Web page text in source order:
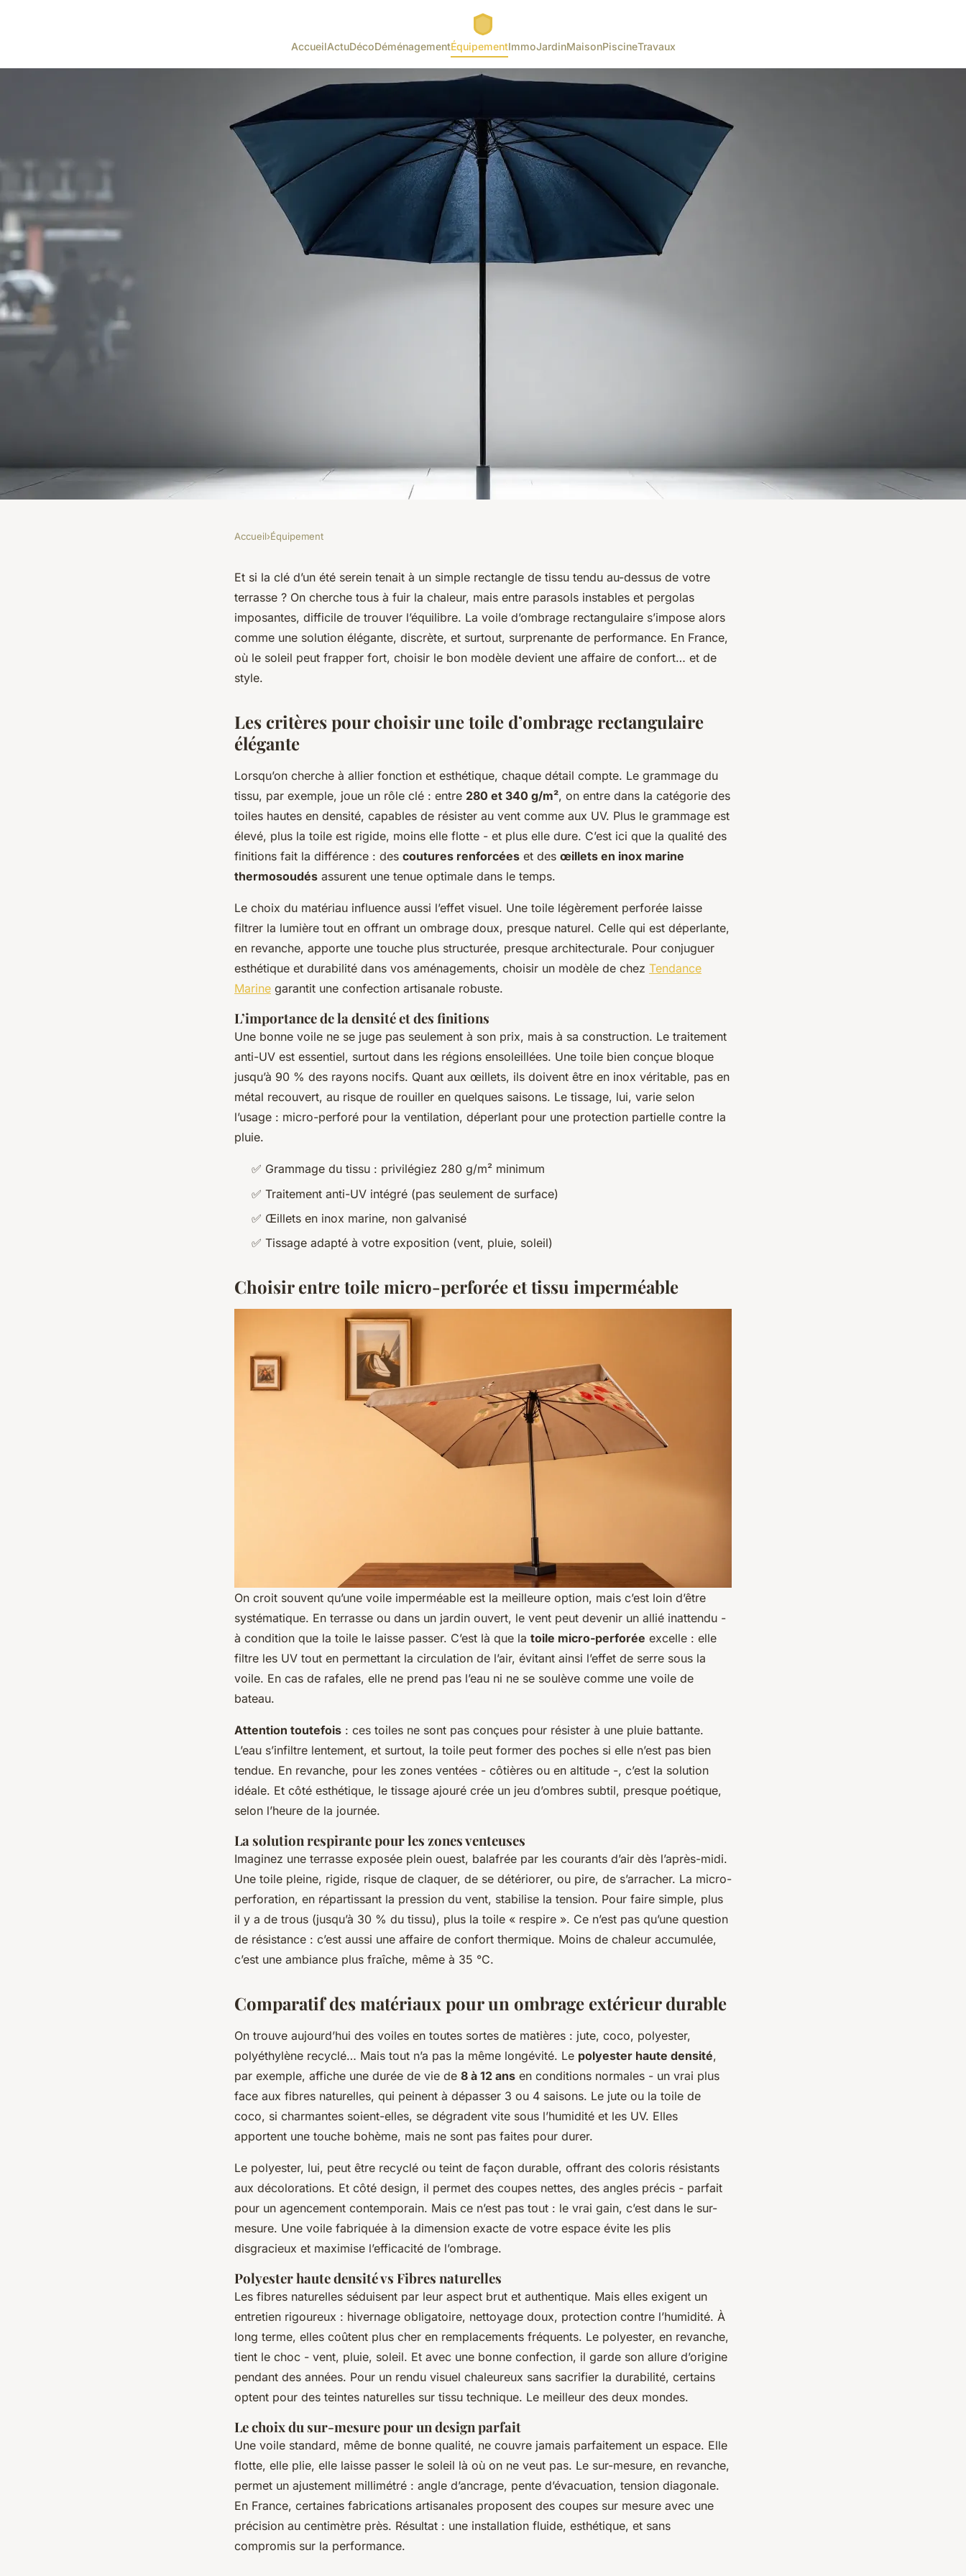
AccueilActuDécoDéménagementÉquipementImmoJardinMaisonPiscineTravaux
Meilleures voiles d'ombrage
rectangulaires à acheter en France
Accueil›Équipement
Et si la clé d’un été serein tenait à un simple rectangle de tissu tendu au-dessus de votre
terrasse ? On cherche tous à fuir la chaleur, mais entre parasols instables et pergolas
imposantes, difficile de trouver l’équilibre. La voile d’ombrage rectangulaire s’impose alors
comme une solution élégante, discrète, et surtout, surprenante de performance. En France,
où le soleil peut frapper fort, choisir le bon modèle devient une affaire de confort… et de
style.
Les critères pour choisir une toile d’ombrage rectangulaire
élégante
Lorsqu’on cherche à allier fonction et esthétique, chaque détail compte. Le grammage du
tissu, par exemple, joue un rôle clé : entre 280 et 340 g/m², on entre dans la catégorie des
toiles hautes en densité, capables de résister au vent comme aux UV. Plus le grammage est
élevé, plus la toile est rigide, moins elle flotte - et plus elle dure. C’est ici que la qualité des
finitions fait la différence : des coutures renforcées et des œillets en inox marine
thermosoudés assurent une tenue optimale dans le temps.
Le choix du matériau influence aussi l’effet visuel. Une toile légèrement perforée laisse
filtrer la lumière tout en offrant un ombrage doux, presque naturel. Celle qui est déperlante,
en revanche, apporte une touche plus structurée, presque architecturale. Pour conjuguer
esthétique et durabilité dans vos aménagements, choisir un modèle de chez Tendance
Marine garantit une confection artisanale robuste.
L’importance de la densité et des finitions
Une bonne voile ne se juge pas seulement à son prix, mais à sa construction. Le traitement
anti-UV est essentiel, surtout dans les régions ensoleillées. Une toile bien conçue bloque
jusqu’à 90 % des rayons nocifs. Quant aux œillets, ils doivent être en inox véritable, pas en
métal recouvert, au risque de rouiller en quelques saisons. Le tissage, lui, varie selon
l’usage : micro-perforé pour la ventilation, déperlant pour une protection partielle contre la
pluie.
✅ Grammage du tissu : privilégiez 280 g/m² minimum
✅ Traitement anti-UV intégré (pas seulement de surface)
✅ Œillets en inox marine, non galvanisé
✅ Tissage adapté à votre exposition (vent, pluie, soleil)
Choisir entre toile micro-perforée et tissu imperméable
On croit souvent qu’une voile imperméable est la meilleure option, mais c’est loin d’être
systématique. En terrasse ou dans un jardin ouvert, le vent peut devenir un allié inattendu -
à condition que la toile le laisse passer. C’est là que la toile micro-perforée excelle : elle
filtre les UV tout en permettant la circulation de l’air, évitant ainsi l’effet de serre sous la
voile. En cas de rafales, elle ne prend pas l’eau ni ne se soulève comme une voile de
bateau.
Attention toutefois : ces toiles ne sont pas conçues pour résister à une pluie battante.
L’eau s’infiltre lentement, et surtout, la toile peut former des poches si elle n’est pas bien
tendue. En revanche, pour les zones ventées - côtières ou en altitude -, c’est la solution
idéale. Et côté esthétique, le tissage ajouré crée un jeu d’ombres subtil, presque poétique,
selon l’heure de la journée.
La solution respirante pour les zones venteuses
Imaginez une terrasse exposée plein ouest, balafrée par les courants d’air dès l’après-midi.
Une toile pleine, rigide, risque de claquer, de se détériorer, ou pire, de s’arracher. La micro-
perforation, en répartissant la pression du vent, stabilise la tension. Pour faire simple, plus
il y a de trous (jusqu’à 30 % du tissu), plus la toile « respire ». Ce n’est pas qu’une question
de résistance : c’est aussi une affaire de confort thermique. Moins de chaleur accumulée,
c’est une ambiance plus fraîche, même à 35 °C.
Comparatif des matériaux pour un ombrage extérieur durable
On trouve aujourd’hui des voiles en toutes sortes de matières : jute, coco, polyester,
polyéthylène recyclé… Mais tout n’a pas la même longévité. Le polyester haute densité,
par exemple, affiche une durée de vie de 8 à 12 ans en conditions normales - un vrai plus
face aux fibres naturelles, qui peinent à dépasser 3 ou 4 saisons. Le jute ou la toile de
coco, si charmantes soient-elles, se dégradent vite sous l’humidité et les UV. Elles
apportent une touche bohème, mais ne sont pas faites pour durer.
Le polyester, lui, peut être recyclé ou teint de façon durable, offrant des coloris résistants
aux décolorations. Et côté design, il permet des coupes nettes, des angles précis - parfait
pour un agencement contemporain. Mais ce n’est pas tout : le vrai gain, c’est dans le sur-
mesure. Une voile fabriquée à la dimension exacte de votre espace évite les plis
disgracieux et maximise l’efficacité de l’ombrage.
Polyester haute densité vs Fibres naturelles
Les fibres naturelles séduisent par leur aspect brut et authentique. Mais elles exigent un
entretien rigoureux : hivernage obligatoire, nettoyage doux, protection contre l’humidité. À
long terme, elles coûtent plus cher en remplacements fréquents. Le polyester, en revanche,
tient le choc - vent, pluie, soleil. Et avec une bonne confection, il garde son allure d’origine
pendant des années. Pour un rendu visuel chaleureux sans sacrifier la durabilité, certains
optent pour des teintes naturelles sur tissu technique. Le meilleur des deux mondes.
Le choix du sur-mesure pour un design parfait
Une voile standard, même de bonne qualité, ne couvre jamais parfaitement un espace. Elle
flotte, elle plie, elle laisse passer le soleil là où on ne veut pas. Le sur-mesure, en revanche,
permet un ajustement millimétré : angle d’ancrage, pente d’évacuation, tension diagonale.
En France, certaines fabrications artisanales proposent des coupes sur mesure avec une
précision au centimètre près. Résultat : une installation fluide, esthétique, et sans
compromis sur la performance.